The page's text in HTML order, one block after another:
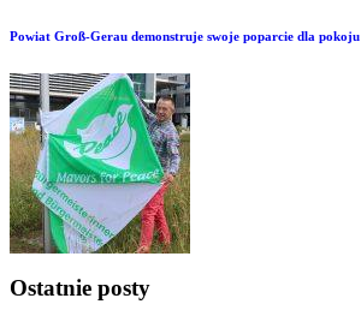
Powiat Groß-Gerau demonstruje swoje poparcie dla pokoju
Ostatnie posty